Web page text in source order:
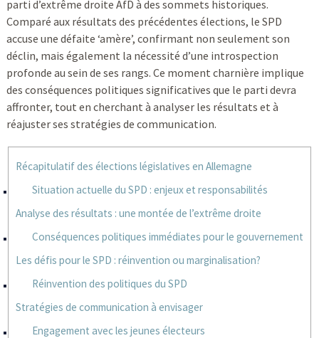
parti d’extrême droite AfD à des sommets historiques.
Comparé aux résultats des précédentes élections, le SPD
accuse une défaite ‘amère’, confirmant non seulement son
déclin, mais également la nécessité d’une introspection
profonde au sein de ses rangs. Ce moment charnière implique
des conséquences politiques significatives que le parti devra
affronter, tout en cherchant à analyser les résultats et à
réajuster ses stratégies de communication.
Récapitulatif des élections législatives en Allemagne
Situation actuelle du SPD : enjeux et responsabilités
Analyse des résultats : une montée de l’extrême droite
Conséquences politiques immédiates pour le gouvernement
Les défis pour le SPD : réinvention ou marginalisation?
Réinvention des politiques du SPD
Stratégies de communication à envisager
Engagement avec les jeunes électeurs